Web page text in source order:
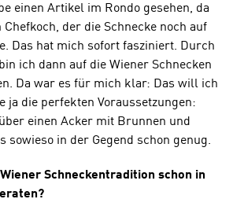
einen Artikel im Rondo gesehen, da
Chefkoch, der die Schnecke noch auf
Das hat mich sofort fasziniert. Durch
ich dann auf die Wiener Schnecken
Da war es für mich klar: Das will ich
ja die perfekten Voraussetzungen:
einen Acker mit Brunnen und
sowieso in der Gegend schon genug.
Schneckentradition schon in